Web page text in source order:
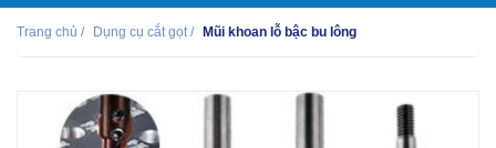
Trang chủ / Dụng cụ cắt gọt / Mũi khoan lỗ bậc bu lông